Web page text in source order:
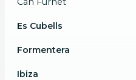
Es Cubells
Formentera
Ibiza